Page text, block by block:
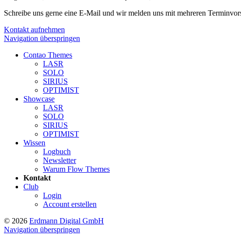
Schreibe uns gerne eine E-Mail und wir melden uns mit mehreren
Kontakt aufnehmen
Navigation überspringen
Contao Themes
LASR
SOLO
SIRIUS
OPTIMIST
Showcase
LASR
SOLO
SIRIUS
OPTIMIST
Wissen
Logbuch
Newsletter
Warum Flow Themes
Kontakt
Club
Login
Account erstellen
© 2026 Erdmann Digital GmbH
Navigation überspringen